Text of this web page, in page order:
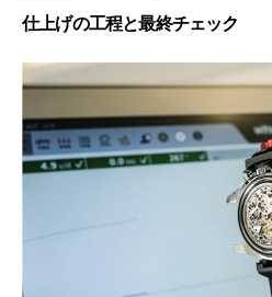
仕上げの工程と最終チェック